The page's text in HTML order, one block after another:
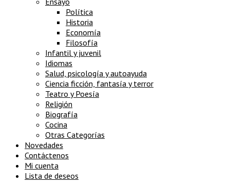
Política
Historia
Economía
Filosofía
Infantil y juvenil
Idiomas
Salud, psicología y autoayuda
Ciencia ficción, fantasía y terror
Teatro y Poesía
Religión
Biografía
Cocina
Otras Categorías
Novedades
Contáctenos
Mi cuenta
Lista de deseos